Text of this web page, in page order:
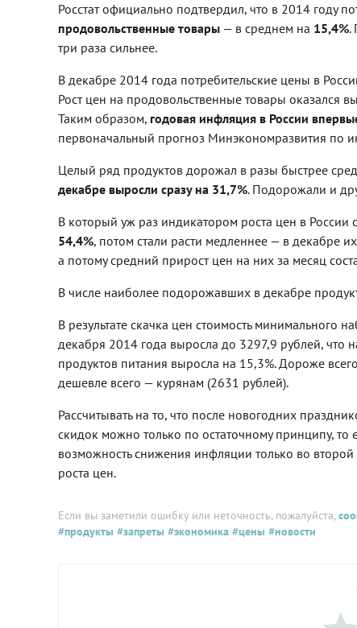
Росстат официально подтвердил, что в 2014 году
продовольственные товары — в среднем на 15,4%.
три раза сильнее.
В декабре 2014 года потребительские цены в
Рост цен на продовольственные товары оказался
Таким образом, годовая инфляция в России
первоначальный прогноз Минэкономразвития по
Целый ряд продуктов дорожал в разы быстрее
декабре выросли сразу на 31,7%. Подорожали и
В который уж раз индикатором роста цен в России
54,4%, потом стали расти медленнее — в декабре
а потому средний прирост цен на них за месяц
В числе наиболее подорожавших в декабре
В результате скачка цен стоимость минимального
декабря 2014 года выросла до 3297,9 рублей, что
продуктов питания выросла на 15,3%. Дороже
дешевле всего — курянам (2631 рублей).
Рассчитывать на то, что после новогодних
скидок можно только по остаточному принципу,
возможность снижения инфляции только во
роста цен.
Если вы заметили ошибку или неточность, пожалуйста,
#продукты #запреты #экономика #цены #новости